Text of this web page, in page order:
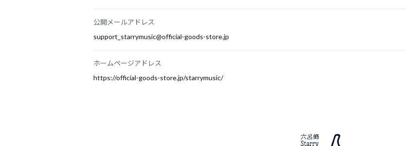
公開メールアドレス
support_starrymusic@official-goods-store.jp
ホームページアドレス
https://official-goods-store.jp/starrymusic/